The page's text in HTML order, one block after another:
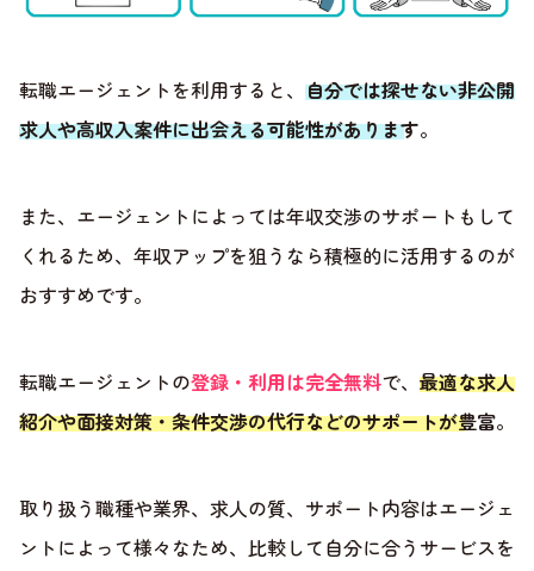
転職エージェントを利用すると、 自分では探せない非公開
求人や高収入案件に出会える可能性があります。
また、エージェントによっては年収交渉のサポートもして
くれるため、年収アップを狙うなら積極的に活用するのが
おすすめです。
転職エージェントの登録・利用は完全無料で、 最適な求人
紹介や面接対策・条件交渉の代行などのサポートが豊富。
取り扱う職種や業界、求人の質、サポート内容はエージェ
ントによって様々なため、比較して自分に合うサービスを